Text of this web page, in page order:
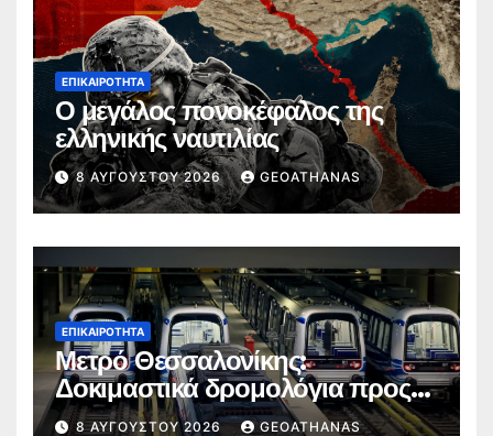
ΕΠΙΚΑΙΡΌΤΗΤΑ
Ο μεγάλος πονοκέφαλος της
ελληνικής ναυτιλίας
8 ΑΥΓΟΎΣΤΟΥ 2026 GEOATHANAS
ΕΠΙΚΑΙΡΌΤΗΤΑ
Μετρό Θεσσαλονίκης:
Δοκιμαστικά δρομολόγια προς
Καλαμαριά
8 ΑΥΓΟΎΣΤΟΥ 2026 GEOATHANAS